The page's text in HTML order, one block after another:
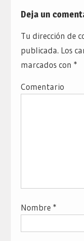
Deja un
Tu dirección de
publicada. Los
marcados con *
Comentario
Nombre *